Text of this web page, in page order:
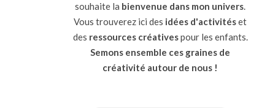
souhaite la bienvenue dans mon univers.
Vous trouverez ici des idées d'activitéset
des ressources créativespour les enfants.
Semons ensemble ces graines de
créativité autour de nous !